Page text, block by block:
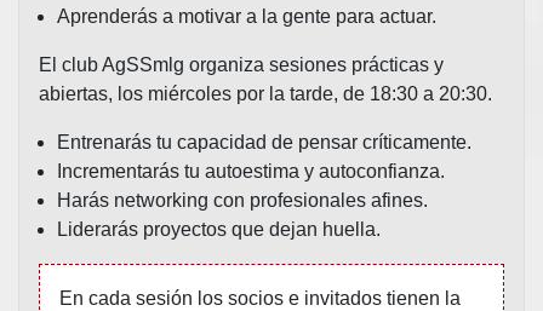
Aprenderás a motivar a la gente para actuar.
El club AgSSmlg organiza sesiones prácticas y
abiertas, los miércoles por la tarde, de 18:30 a 20:30.
Entrenarás tu capacidad de pensar críticamente.
Incrementarás tu autoestima y autoconfianza.
Harás networking con profesionales afines.
Liderarás proyectos que dejan huella.
En cada sesión los socios e invitados tienen la